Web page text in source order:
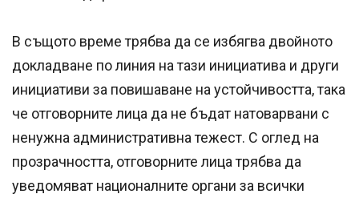
В същото време трябва да се избягва двойното
докладване по линия на тази инициатива и други
инициативи за повишаване на устойчивостта, така
че отговорните лица да не бъдат натоварвани с
ненужна административна тежест. С оглед на
прозрачността, отговорните лица трябва да
уведомяват националните органи за всички